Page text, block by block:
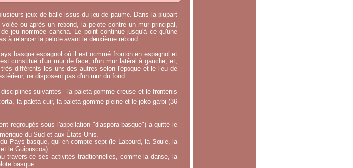
jeux de balle issus du jeu de paume. Dans la plupart
ou après un rebond, la pelote contre un mur principal,
jeu nommée cancha. Le point continue jusqu'à ce qu'une
à relancer la pelote avant le deuxième rebond.
basque espagnol où il est nommé frontón en espagnol et
constitué d'un mur de face, d'un mur latéral à gauche, et,
différents les uns des autres selon l'époque et le lieu de
ne disposent pas d'un mur du fond.
suivantes : la paleta gomme creuse et le frontenis
la paleta cuir, la paleta gomme pleine et le joko garbi (36
regroupés sous l'appellation "diaspora basque") a quitté le
du Sud et aux États-Unis.
Pays basque, qui en compte sept (le Labourd, la Soule, la
le Guipuscoa).
travers de ses activités tradtionnelles, comme la danse, la
basque.